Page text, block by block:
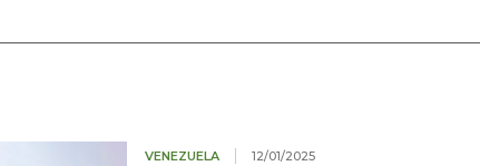
VENEZUELA 12/01/2025